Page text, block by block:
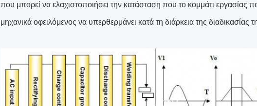
που μπορεί να ελαχιστοποιήσει την κατάσταση που το κομμάτι εργασίας
μηχανικά οφειλόμενος να υπερθερμάνει κατά τη διάρκεια της διαδικασίας